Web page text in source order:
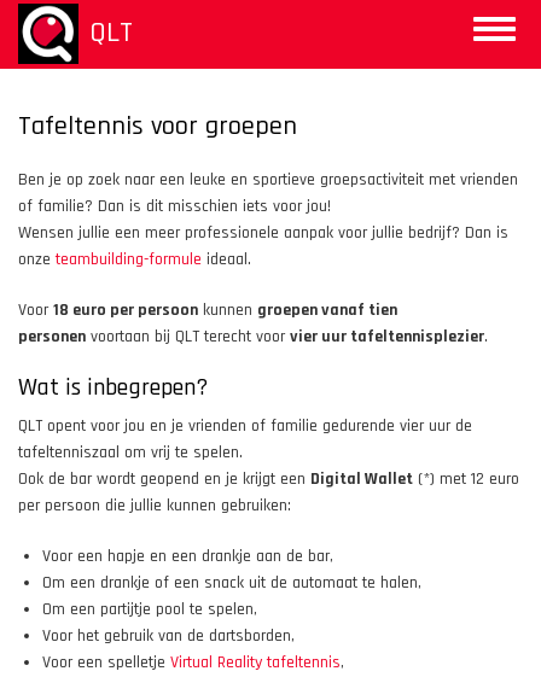
Skip
main
Toggle
QLT
Tafeltennis voor groepen
Ben je op zoek naar een leuke en sportieve groepsactiviteit met vrienden
of familie? Dan is dit misschien iets voor jou!
Wensen jullie een meer professionele aanpak voor jullie bedrijf? Dan is
onzeteambuilding-formule ideaal.
Voor18 euro per persoon kunnen groepen vanaf tien
personen voortaan bij QLT terecht voorvier uur tafeltennisplezier.
Wat is inbegrepen?
QLT opent voor jou en je vrienden of familie gedurende vier uur de
tafeltenniszaal om vrij te spelen.
Ook de bar wordt geopend en je krijgt een Digital Wallet (*) met 12 euro
per persoon die jullie kunnen gebruiken:
Voor een hapje en een drankje aan de bar,
Om een drankje of een snack uit de automaat te halen,
Om een partijtje pool te spelen,
Voor het gebruik van de dartsborden,
Voor een spelletje Virtual Reality tafeltennis,